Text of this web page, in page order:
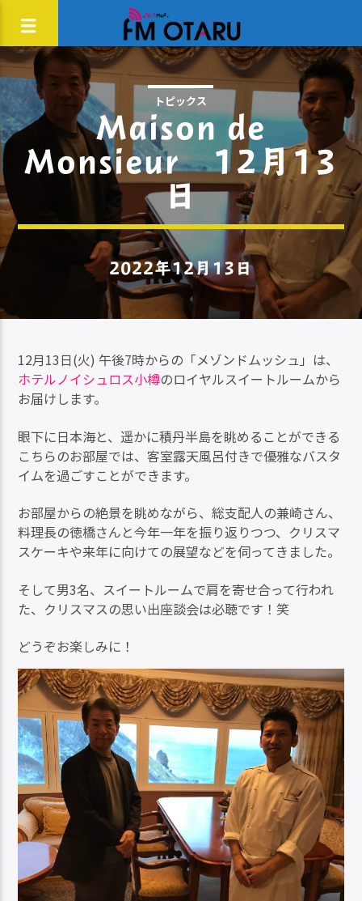
トピックス
Maison de
Monsieur 12月13
日
2022年12月13日
12月13日(火) 午後7時からの「メゾンドムッシュ」は、
ホテルノイシュロス小樽のロイヤルスイートルームから
お届けします。
眼下に日本海と、遥かに積丹半島を眺めることができる
こちらのお部屋では、客室露天風呂付きで優雅なバスタ
イムを過ごすことができます。
お部屋からの絶景を眺めながら、総支配人の兼崎さん、
料理長の徳橋さんと今年一年を振り返りつつ、クリスマ
スケーキや来年に向けての展望などを伺ってきました。
そして男3名、スイートルームで肩を寄せ合って行われ
た、クリスマスの思い出座談会は必聴です！笑
どうぞお楽しみに！